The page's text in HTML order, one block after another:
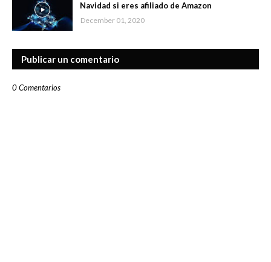
Navidad si eres afiliado de Amazon
December 01, 2020
Publicar un comentario
0 Comentarios